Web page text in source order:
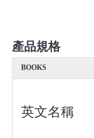
產品規格
BOOKS
英文名稱